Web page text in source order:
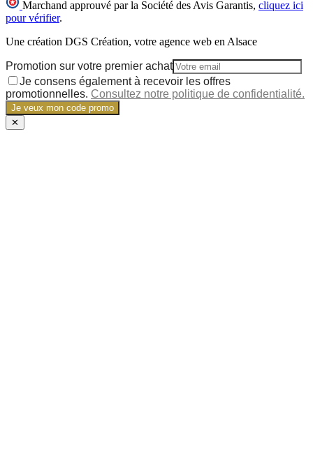
Marchand approuvé par la Société des Avis Garantis, cliquez ici
pour vérifier.
Une création DGS Création, votre agence web en Alsace
Promotion sur votre premier achat
Je consens également à recevoir les offres
promotionnelles. Consultez notre politique de confidentialité.
Je veux mon code promo
✕